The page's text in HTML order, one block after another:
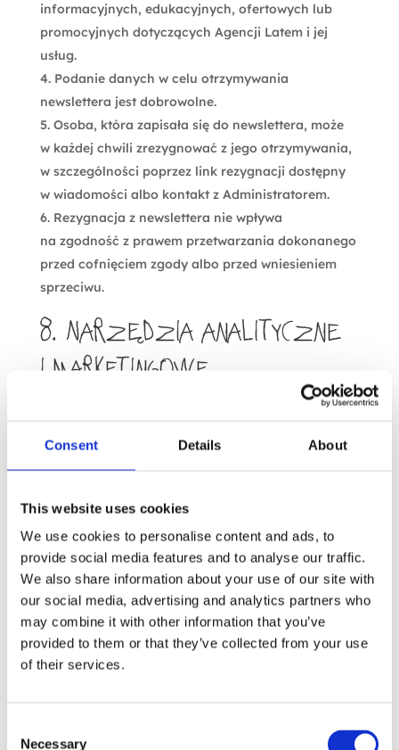
Consent Details About
This website uses cookies
We use cookies to personalise content and ads, to
provide social media features and to analyse our traffic.
We also share information about your use of our site with
our social media, advertising and analytics partners who
may combine it with other information that you’ve
provided to them or that they’ve collected from your use
of their services.
Necessary
informacyjnych, edukacyjnych, ofertowych lub
promocyjnych dotyczących Agencji Latem i jej
usług.
Podanie danych w celu otrzymywania
newslettera jest dobrowolne.
Osoba, która zapisała się do newslettera, może
w każdej chwili zrezygnować z jego otrzymywania,
w szczególności poprzez link rezygnacji dostępny
w wiadomości albo kontakt z Administratorem.
Rezygnacja z newslettera nie wpływa
na zgodność z prawem przetwarzania dokonanego
przed cofnięciem zgody albo przed wniesieniem
sprzeciwu.
8. Narzędzia analityczne
i marketingowe
Managera.
Google Analytics 4 służy do prowadzenia
statystyk odwiedzin Strony, analizy sposobu
treści i ulepszania Strony.
Google Tag Manager służy do technicznego
zarządzania tagami i skryptami wykorzystywanymi
na Stronie.
Narzędzia analityczne są wykorzystywane
po wyrażeniu przez Użytkownika odpowiedniej